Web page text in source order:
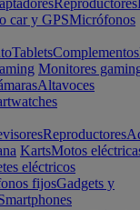
Reproductores
car y GPSMicrófonos
TabletsComplementos
Monitores
Altavoces
Reproductores
KartsMotos
eléctricos
fijosGadgets y